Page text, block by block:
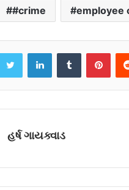
#crime employee
હર્ષ ગાયક્વાડ